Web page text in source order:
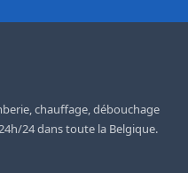
chauffage, débouchage
24 dans toute la Belgique.